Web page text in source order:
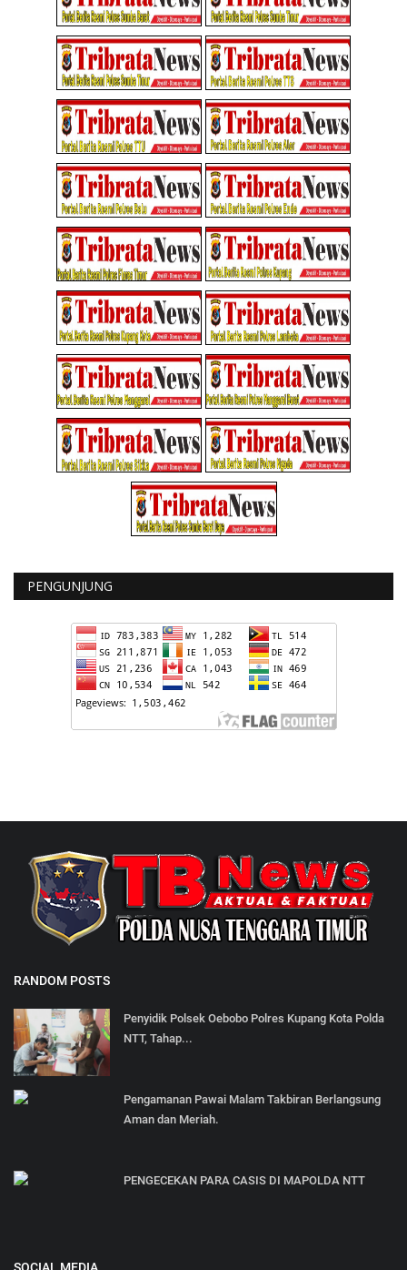
PENGUNJUNG
RANDOM POSTS
Penyidik Polsek Oebobo Polres Kupang Kota Polda
NTT, Tahap...
Pengamanan Pawai Malam Takbiran Berlangsung
Aman dan Meriah.
PENGECEKAN PARA CASIS DI MAPOLDA NTT